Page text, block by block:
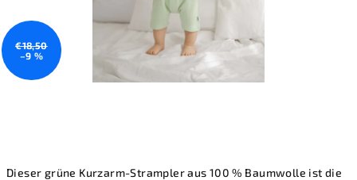
Dieser grüne Kurzarm-Strampler aus 100 % Baumwolle ist die
€18,50
–9 %